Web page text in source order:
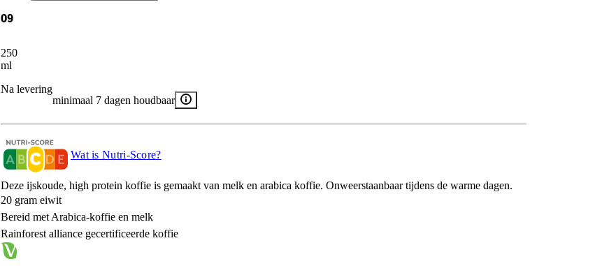
09
250
ml
Na levering
minimaal 7 dagen houdbaar
Wat is Nutri-Score?
Deze ijskoude, high protein koffie is gemaakt van melk en arabica koffie. Onweerstaanbaar tijdens de warme dagen.
20 gram eiwit
Bereid met Arabica-koffie en melk
Rainforest alliance gecertificeerde koffie